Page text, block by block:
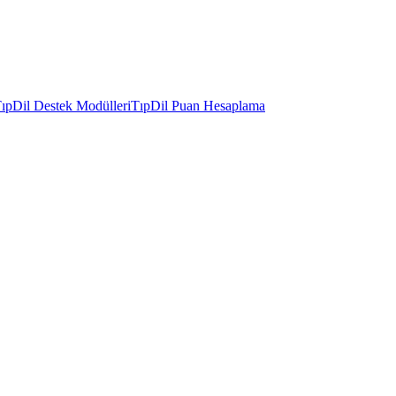
Destek ModülleriTıpDil Puan Hesaplama